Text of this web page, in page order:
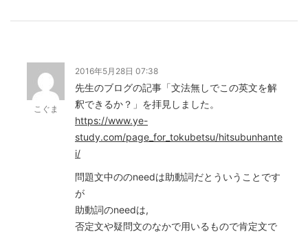
こぐま
2016年5月28日 07:38
先生のブログの記事「文法無しでこの英文を解
釈できるか？」を拝見しました。
https://www.ye-
study.com/page_for_tokubetsu/hitsubunhante
i/
問題文中ののneedは助動詞だとういうことです
が
助動詞のneedは,
否定文や疑問文のなかで用いるもので肯定文で